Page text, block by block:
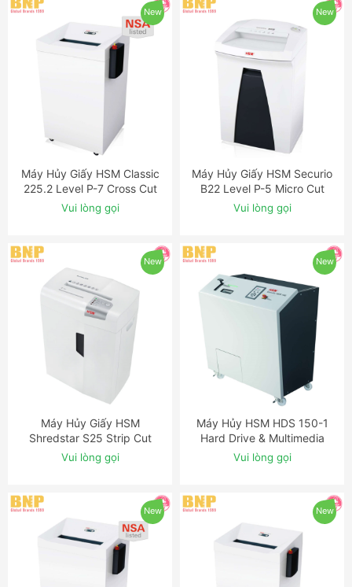
New
ĐẶT NGAY
Máy Hủy Giấy HSM Classic
225.2 Level P-7 Cross Cut
Shredder with Automatic
Oiler
Vui lòng gọi
New
ĐẶT NGAY
Máy Hủy Giấy HSM Securio
B22 Level P-5 Micro Cut
Shredder
Vui lòng gọi
New
ĐẶT NGAY
Máy Hủy Giấy HSM
Shredstar S25 Strip Cut
Shredder
Vui lòng gọi
New
ĐẶT NGAY
Máy Hủy HSM HDS 150-1
Hard Drive & Multimedia
Shredder
Vui lòng gọi
New New